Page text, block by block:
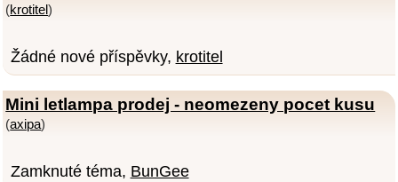
(krotitel)
Žádné nové příspěvky, krotitel
Mini letlampa prodej - neomezeny pocet kusu
(axipa)
Zamknuté téma, BunGee